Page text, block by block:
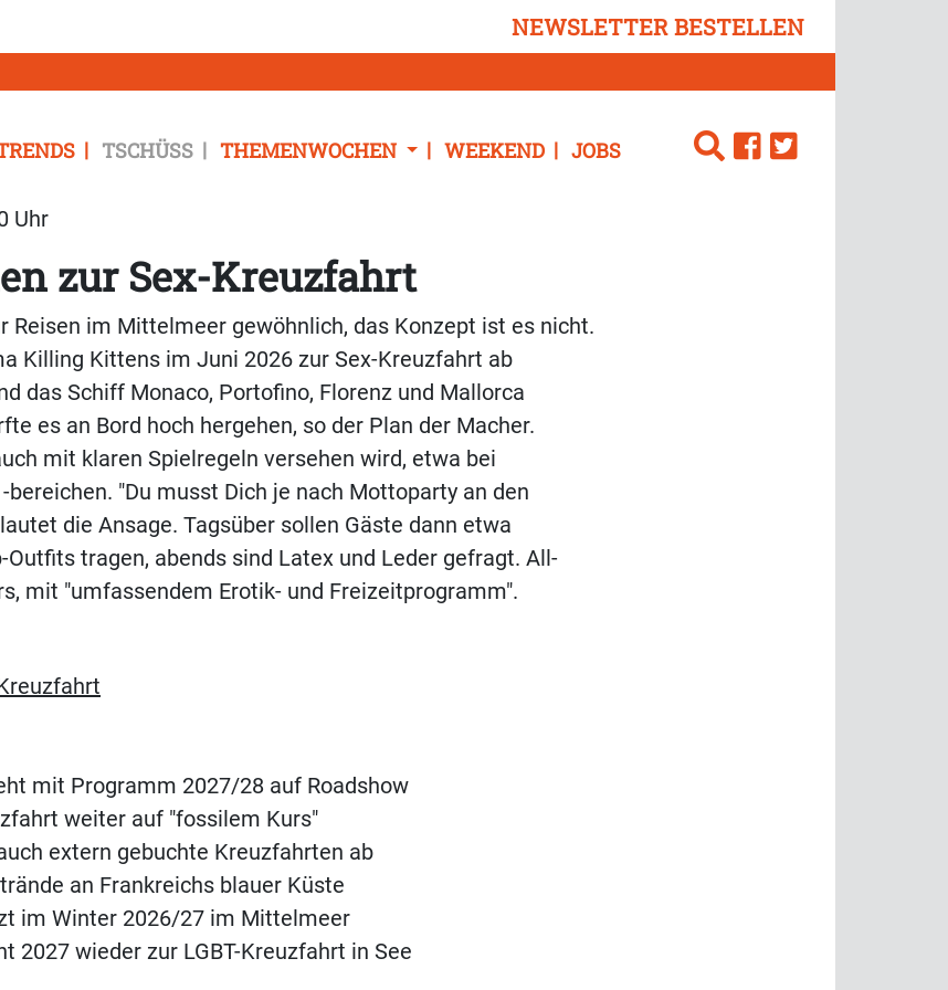
NEWSLETTER BESTELLEN
TSCHÜSS THEMENWOCHEN WEEKEND JOBS
Uhr
zur Sex-Kreuzfahrt
Reisen im Mittelmeer gewöhnlich, das Konzept ist es nicht.
Killing Kittens im Juni 2026 zur Sex-Kreuzfahrt ab
das Schiff Monaco, Portofino, Florenz und Mallorca
es an Bord hoch hergehen, so der Plan der Macher.
mit klaren Spielregeln versehen wird, etwa bei
bereichen. "Du musst Dich je nach Mottoparty an den
die Ansage. Tagsüber sollen Gäste dann etwa
Outfits tragen, abends sind Latex und Leder gefragt. All-
mit "umfassendem Erotik- und Freizeitprogramm".
mit Programm 2027/28 auf Roadshow
weiter auf "fossilem Kurs"
extern gebuchte Kreuzfahrten ab
an Frankreichs blauer Küste
im Winter 2026/27 im Mittelmeer
2027 wieder zur LGBT-Kreuzfahrt in See